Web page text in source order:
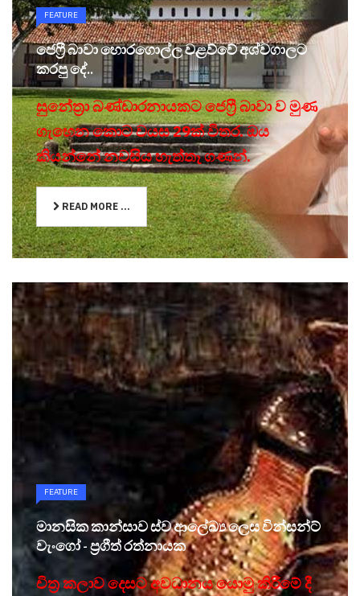
FEATURE
ජෙෆ්‍රී බාවා හොරගොල්ල වළව්වේ අශ්වගාලට
කරපු දේ..
සුනේත්‍රා බණ්ඩාරනායකට ජෙෆ්‍රී බාවා ව මුණ
ගැහෙන කොට වයස 29ක් විතර. ඔය
කියන්නේ නවසිය හැත්තෑ ගණන්.
READ MORE ...
FEATURE
මානසික කාන්සාව ස්ව ආලේඛ්‍ය ලෙස වින්සන්ට්
වැංගෝ - ප්‍රගීත් රත්නායක
චිත්‍ර කලාව දෙසට අවධානය යොමු කිරීමේ දී